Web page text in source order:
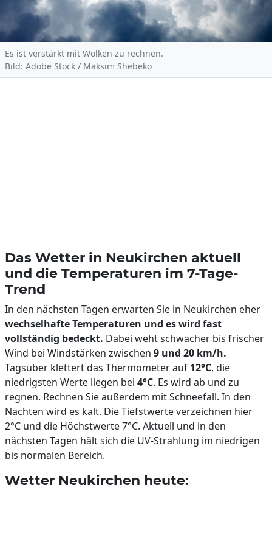
Es ist verstärkt mit Wolken zu rechnen.
Bild: Adobe Stock / Maksim Shebeko
Das Wetter in Neukirchen aktuell
und die Temperaturen im 7-Tage-
Trend
In den nächsten Tagen erwarten Sie in Neukirchen eher
wechselhafte Temperaturen und es wird fast
vollständig bedeckt. Dabei weht schwacher bis frischer
Wind bei Windstärken zwischen 9 und 20 km/h.
Tagsüber klettert das Thermometer auf 12°C, die
niedrigsten Werte liegen bei 4°C. Es wird ab und zu
regnen. Rechnen Sie außerdem mit Schneefall. In den
Nächten wird es kalt. Die Tiefstwerte verzeichnen hier
2°C und die Höchstwerte 7°C. Aktuell und in den
nächsten Tagen hält sich die UV-Strahlung im niedrigen
bis normalen Bereich.
Wetter Neukirchen heute: